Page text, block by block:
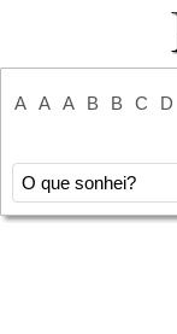
A A A B B C D